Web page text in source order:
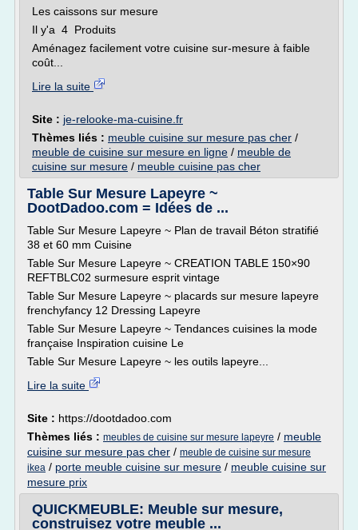
Les caissons sur mesure
Il y'a 4 Produits
Aménagez facilement votre cuisine sur-mesure à faible
coût...
Lire la suite
Site : je-relooke-ma-cuisine.fr
Thèmes liés : meuble cuisine sur mesure pas cher /
meuble de cuisine sur mesure en ligne / meuble de
cuisine sur mesure / meuble cuisine pas cher
Table Sur Mesure Lapeyre ~
DootDadoo.com = Idées de ...
Table Sur Mesure Lapeyre ~ Plan de travail Béton stratifié
38 et 60 mm Cuisine
Table Sur Mesure Lapeyre ~ CREATION TABLE 150×90
REFTBLC02 surmesure esprit vintage
Table Sur Mesure Lapeyre ~ placards sur mesure lapeyre
frenchyfancy 12 Dressing Lapeyre
Table Sur Mesure Lapeyre ~ Tendances cuisines la mode
française Inspiration cuisine Le
Table Sur Mesure Lapeyre ~ les outils lapeyre...
Lire la suite
Site : https://dootdadoo.com
Thèmes liés : meubles de cuisine sur mesure lapeyre / meuble
cuisine sur mesure pas cher / meuble de cuisine sur mesure
ikea / porte meuble cuisine sur mesure / meuble cuisine sur
mesure prix
QUICKMEUBLE: Meuble sur mesure,
construisez votre meuble ...